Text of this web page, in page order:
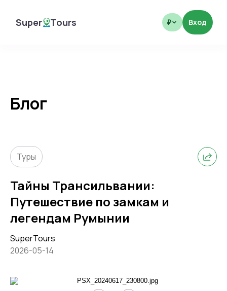
Super Tours
SuperTours ₽ Вход
Блог
Туры
Тайны Трансильвании:
Путешествие по замкам и
легендам Румынии
SuperTours
2026-05-14